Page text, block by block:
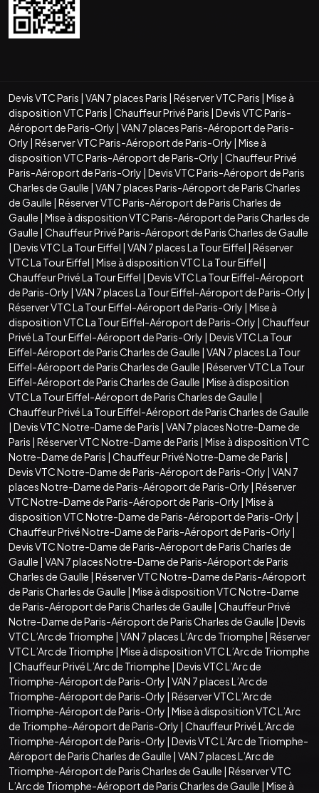
Devis VTC Paris | VAN 7 places Paris | Réserver VTC Paris | Mise à
disposition VTC Paris | Chauffeur Privé Paris | Devis VTC Paris-
Aéroport de Paris-Orly | VAN 7 places Paris-Aéroport de Paris-
Orly | Réserver VTC Paris-Aéroport de Paris-Orly | Mise à
disposition VTC Paris-Aéroport de Paris-Orly | Chauffeur Privé
Paris-Aéroport de Paris-Orly | Devis VTC Paris-Aéroport de Paris
Charles de Gaulle | VAN 7 places Paris-Aéroport de Paris Charles
de Gaulle | Réserver VTC Paris-Aéroport de Paris Charles de
Gaulle | Mise à disposition VTC Paris-Aéroport de Paris Charles de
Gaulle | Chauffeur Privé Paris-Aéroport de Paris Charles de Gaulle
| Devis VTC La Tour Eiffel | VAN 7 places La Tour Eiffel | Réserver
VTC La Tour Eiffel | Mise à disposition VTC La Tour Eiffel |
Chauffeur Privé La Tour Eiffel | Devis VTC La Tour Eiffel-Aéroport
de Paris-Orly | VAN 7 places La Tour Eiffel-Aéroport de Paris-Orly |
Réserver VTC La Tour Eiffel-Aéroport de Paris-Orly | Mise à
disposition VTC La Tour Eiffel-Aéroport de Paris-Orly | Chauffeur
Privé La Tour Eiffel-Aéroport de Paris-Orly | Devis VTC La Tour
Eiffel-Aéroport de Paris Charles de Gaulle | VAN 7 places La Tour
Eiffel-Aéroport de Paris Charles de Gaulle | Réserver VTC La Tour
Eiffel-Aéroport de Paris Charles de Gaulle | Mise à disposition
VTC La Tour Eiffel-Aéroport de Paris Charles de Gaulle |
Chauffeur Privé La Tour Eiffel-Aéroport de Paris Charles de Gaulle
| Devis VTC Notre-Dame de Paris | VAN 7 places Notre-Dame de
Paris | Réserver VTC Notre-Dame de Paris | Mise à disposition VTC
Notre-Dame de Paris | Chauffeur Privé Notre-Dame de Paris |
Devis VTC Notre-Dame de Paris-Aéroport de Paris-Orly | VAN 7
places Notre-Dame de Paris-Aéroport de Paris-Orly | Réserver
VTC Notre-Dame de Paris-Aéroport de Paris-Orly | Mise à
disposition VTC Notre-Dame de Paris-Aéroport de Paris-Orly |
Chauffeur Privé Notre-Dame de Paris-Aéroport de Paris-Orly |
Devis VTC Notre-Dame de Paris-Aéroport de Paris Charles de
Gaulle | VAN 7 places Notre-Dame de Paris-Aéroport de Paris
Charles de Gaulle | Réserver VTC Notre-Dame de Paris-Aéroport
de Paris Charles de Gaulle | Mise à disposition VTC Notre-Dame
de Paris-Aéroport de Paris Charles de Gaulle | Chauffeur Privé
Notre-Dame de Paris-Aéroport de Paris Charles de Gaulle | Devis
VTC L’Arc de Triomphe | VAN 7 places L’Arc de Triomphe | Réserver
VTC L’Arc de Triomphe | Mise à disposition VTC L’Arc de Triomphe
| Chauffeur Privé L’Arc de Triomphe | Devis VTC L’Arc de
Triomphe-Aéroport de Paris-Orly | VAN 7 places L’Arc de
Triomphe-Aéroport de Paris-Orly | Réserver VTC L’Arc de
Triomphe-Aéroport de Paris-Orly | Mise à disposition VTC L’Arc
de Triomphe-Aéroport de Paris-Orly | Chauffeur Privé L’Arc de
Triomphe-Aéroport de Paris-Orly | Devis VTC L’Arc de Triomphe-
Aéroport de Paris Charles de Gaulle | VAN 7 places L’Arc de
Triomphe-Aéroport de Paris Charles de Gaulle | Réserver VTC
L’Arc de Triomphe-Aéroport de Paris Charles de Gaulle | Mise à